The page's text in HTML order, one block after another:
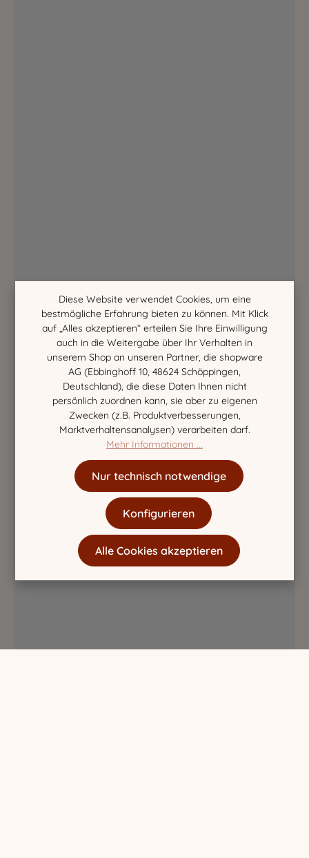
Diese Website verwendet Cookies, um eine
bestmögliche Erfahrung bieten zu können. Mit Klick
auf „Alles akzeptieren“ erteilen Sie Ihre Einwilligung
auch in die Weitergabe über Ihr Verhalten in
unserem Shop an unseren Partner, die shopware
AG (Ebbinghoff 10, 48624 Schöppingen,
Deutschland), die diese Daten Ihnen nicht
persönlich zuordnen kann, sie aber zu eigenen
Zwecken (z.B. Produktverbesserungen,
Marktverhaltensanalysen) verarbeiten darf.
Mehr Informationen ...
Nur technisch notwendige
Konfigurieren
Alle Cookies akzeptieren